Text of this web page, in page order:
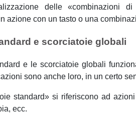
delle«combinazioni di
azione con un tasto o una
e scorciatoie globali
e le scorciatoie globali
sono anche loro, in un certo
standard» si riferiscono ad
ecc.